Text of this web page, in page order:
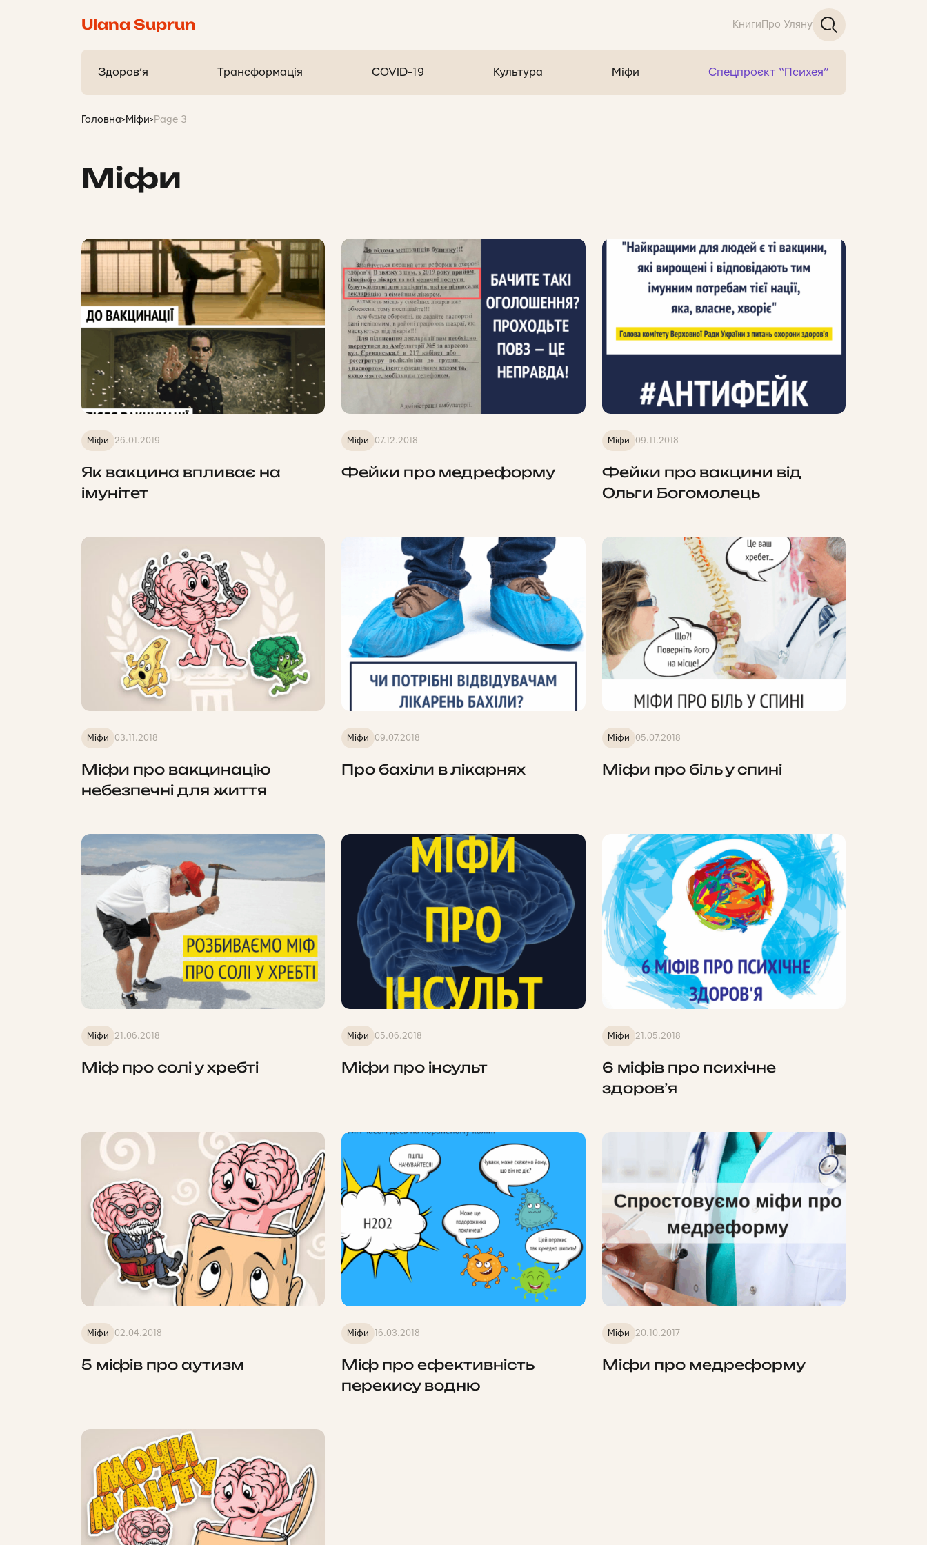
Ulana Suprun Книги Про Уляну
Здоров’я Трансформація COVID-19 Культура Міфи Спецпроєкт “Психея”
Головна> Міфи> Page 3
Міфи
Міфи 26.01.2019
Як вакцина впливає на
імунітет
Міфи 07.12.2018
Фейки про медреформу
Міфи 09.11.2018
Фейки про вакцини від
Ольги Богомолець
Міфи 03.11.2018
Міфи про вакцинацію
небезпечні для життя
Міфи 09.07.2018
Про бахіли в лікарнях
Міфи 05.07.2018
Міфи про біль у спині
Міфи 21.06.2018
Міф про солі у хребті
Міфи 05.06.2018
Міфи про інсульт
Міфи 21.05.2018
6 міфів про психічне
здоров’я
Міфи 02.04.2018
5 міфів про аутизм
Міфи 16.03.2018
Міф про ефективність
перекису водню
Міфи 20.10.2017
Міфи про медреформу